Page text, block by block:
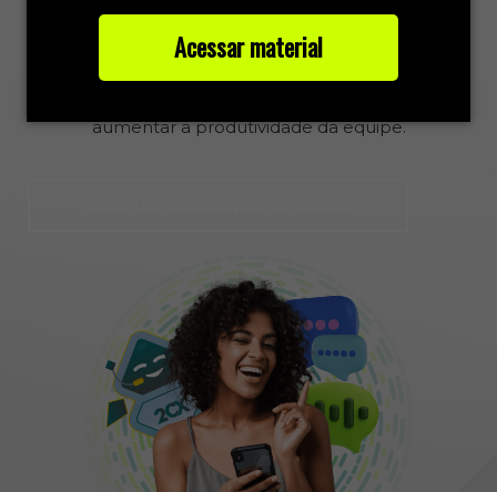
Acessar material
de forma consistente e precisa, seguindo os fluxos
pré-definidos e garantindo uma experiência
aumentar a produtividade da equipe.